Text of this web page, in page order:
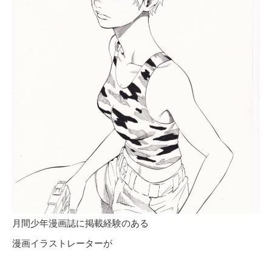
月間少年漫画誌に掲載経験のある
漫画イラストレーターが